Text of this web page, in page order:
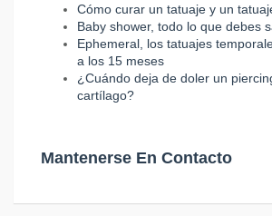
Cómo curar un tatuaje y un
Baby shower, todo lo que debes
Ephemeral, los tatuajes
a los 15 meses
¿Cuándo deja de doler un
cartílago?
Mantenerse En Contacto